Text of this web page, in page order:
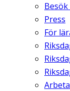
Press
För